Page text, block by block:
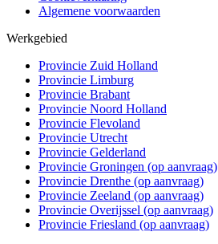
Algemene voorwaarden
Werkgebied
Provincie Zuid Holland
Provincie Limburg
Provincie Brabant
Provincie Noord Holland
Provincie Flevoland
Provincie Utrecht
Provincie Gelderland
Provincie Groningen (op aanvraag)
Provincie Drenthe (op aanvraag)
Provincie Zeeland (op aanvraag)
Provincie Overijssel (op aanvraag)
Provincie Friesland (op aanvraag)